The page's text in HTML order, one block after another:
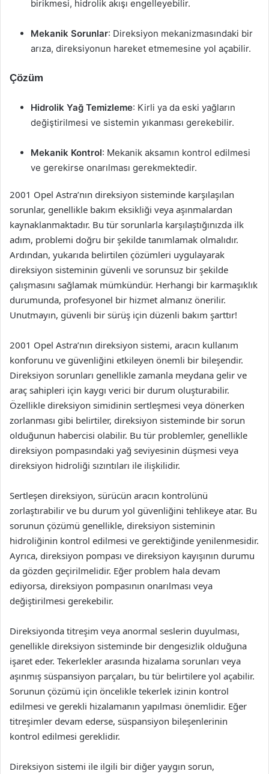
birikmesi, hidrolik akışı engelleyebilir.
Mekanik Sorunlar: Direksiyon mekanizmasındaki bir
arıza, direksiyonun hareket etmemesine yol açabilir.
Çözüm
Hidrolik Yağ Temizleme: Kirli ya da eski yağların
değiştirilmesi ve sistemin yıkanması gerekebilir.
Mekanik Kontrol: Mekanik aksamın kontrol edilmesi
ve gerekirse onarılması gerekmektedir.
2001 Opel Astra’nın direksiyon sisteminde karşılaşılan
sorunlar, genellikle bakım eksikliği veya aşınmalardan
kaynaklanmaktadır. Bu tür sorunlarla karşılaştığınızda ilk
adım, problemi doğru bir şekilde tanımlamak olmalıdır.
Ardından, yukarıda belirtilen çözümleri uygulayarak
direksiyon sisteminin güvenli ve sorunsuz bir şekilde
çalışmasını sağlamak mümkündür. Herhangi bir karmaşıklık
durumunda, profesyonel bir hizmet almanız önerilir.
Unutmayın, güvenli bir sürüş için düzenli bakım şarttır!
2001 Opel Astra’nın direksiyon sistemi, aracın kullanım
konforunu ve güvenliğini etkileyen önemli bir bileşendir.
Direksiyon sorunları genellikle zamanla meydana gelir ve
araç sahipleri için kaygı verici bir durum oluşturabilir.
Özellikle direksiyon simidinin sertleşmesi veya dönerken
zorlanması gibi belirtiler, direksiyon sisteminde bir sorun
olduğunun habercisi olabilir. Bu tür problemler, genellikle
direksiyon pompasındaki yağ seviyesinin düşmesi veya
direksiyon hidroliği sızıntıları ile ilişkilidir.
Sertleşen direksiyon, sürücün aracın kontrolünü
zorlaştırabilir ve bu durum yol güvenliğini tehlikeye atar. Bu
sorunun çözümü genellikle, direksiyon sisteminin
hidroliğinin kontrol edilmesi ve gerektiğinde yenilenmesidir.
Ayrıca, direksiyon pompası ve direksiyon kayışının durumu
da gözden geçirilmelidir. Eğer problem hala devam
ediyorsa, direksiyon pompasının onarılması veya
değiştirilmesi gerekebilir.
Direksiyonda titreşim veya anormal seslerin duyulması,
genellikle direksiyon sisteminde bir dengesizlik olduğuna
işaret eder. Tekerlekler arasında hizalama sorunları veya
aşınmış süspansiyon parçaları, bu tür belirtilere yol açabilir.
Sorunun çözümü için öncelikle tekerlek izinin kontrol
edilmesi ve gerekli hizalamanın yapılması önemlidir. Eğer
titreşimler devam ederse, süspansiyon bileşenlerinin
kontrol edilmesi gereklidir.
Direksiyon sistemi ile ilgili bir diğer yaygın sorun,